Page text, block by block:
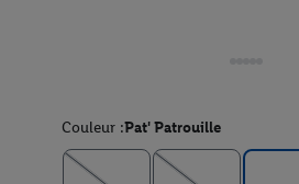
Couleur :Pat' Patrouille